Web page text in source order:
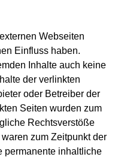
Webseiten
Einfluss haben.
Inhalte auch keine
der verlinkten
oder Betreiber der
Seiten wurden zum
Rechtsverstöße
zum Zeitpunkt der
permanente inhaltliche